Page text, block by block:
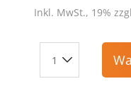
Inkl. MwSt., 19%